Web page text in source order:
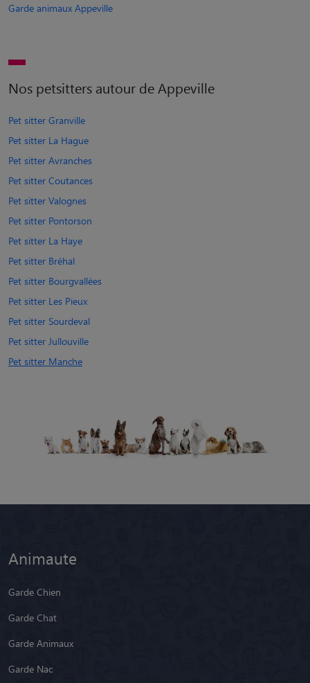
Garde animaux Appeville
Nos petsitters autour de Appeville
Pet sitter Granville
Pet sitter La Hague
Pet sitter Avranches
Pet sitter Coutances
Pet sitter Valognes
Pet sitter Pontorson
Pet sitter La Haye
Pet sitter Bréhal
Pet sitter Bourgvallées
Pet sitter Les Pieux
Pet sitter Sourdeval
Pet sitter Jullouville
Pet sitter Manche
Animaute
Garde Chien
Garde Chat
Garde Animaux
Garde Nac